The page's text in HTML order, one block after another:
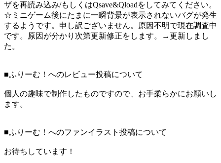
ザを再読み込み/もしくはQsave&Qloadをしてみてください。
☆ミニゲーム後にたまに一瞬背景が表示されないバグが発生
するようです。申し訳ございません。原因不明で現在調査中
です。原因が分かり次第更新修正をします。→更新しまし
た。
■ふりーむ！へのレビュー投稿について
個人の趣味で制作したものですので、お手柔らかにお願いし
ます。
■ふりーむ！へのファンイラスト投稿について
お待ちしています！